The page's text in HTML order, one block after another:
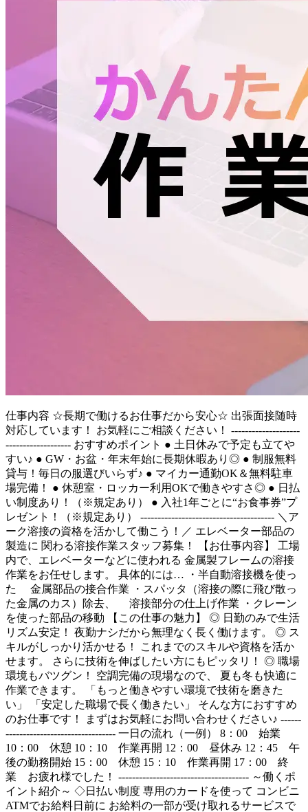
仕事内容 ☆長期で働けるお仕事だから安心☆ 出張面接随時
対応しています！ お気軽にご相談ください！ --------------------
------------------- おすすめポイント ● 土日休みで予定も立てや
すい♪ ● GW・お盆・年末年始に長期休暇あり◎ ● 制服無料
貸与！毎日の服選びいらず♪ ● マイカー通勤OK＆無料駐車
場完備！ ● 休憩室・ロッカー利用OKで働きやすさ◎ ● 日払
い制度あり！（※規定あり） ● 入社1年ごとに“お食事券”プ
レゼント！（※規定あり） --------------------------------------- ＼ア
ーク溶接の資格を活かして働こう！／ エレベーター部品の
製造に 関わる溶接作業スタッフ募集！ 【お仕事内容】 工場
内で、エレベーターなどに使われる 金属製フレームの溶接
作業をお任せします。 具体的には… ・半自動溶接機を使っ
た 金属部品の接合作業 ・スパッタ（溶接の際に飛び散っ
た金属のカス）除去、 溶接部分の仕上げ作業 ・クレーン
を使った部品の移動 【この仕事の魅力】 ◎ 日勤のみで生活
リズム安定！ 夜勤ナシだから無理なく長く働けます。 ◎ ス
キルがしっかり活かせる！ これまでのスキルや資格を活か
せます。 さらに技術を伸ばしたい方にもピッタリ！ ◎ 職場
環境もバツグン！ 空調完備の現場なので、 夏も冬も快適に
作業できます。 「もっと働きやすい環境で技術を磨きた
い」 「安定した職場で長く働きたい」 そんな方におすすめ
のお仕事です！ まずはお気軽にお問い合わせください♪ ------
-------------------------------- 一日の流れ（一例） 8：00 始業
10：00 休憩 10：10 作業再開 12：00 昼休み 12：45 午
後の勤務開始 15：00 休憩 15：10 作業再開 17：00 終
業 お疲れ様でした！ -------------------------------------- ～働くポ
イント紹介～ ◇日払い制度 専用のカードを使って コンビニ
ATMでお給料日前に お給料の一部が受け取れるサービスで